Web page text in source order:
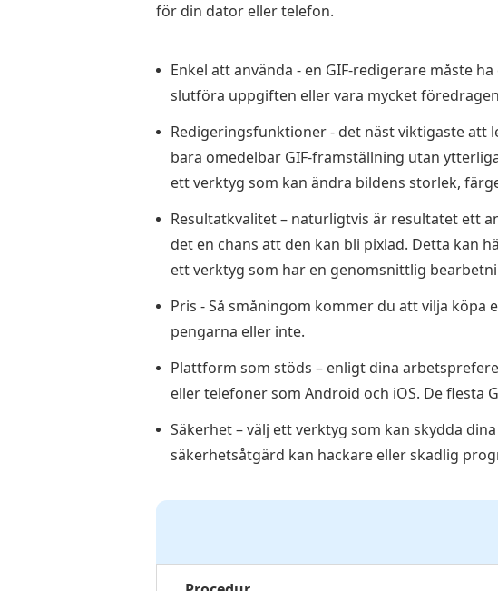
för din dator eller telefon.
Enkel att använda - en GIF-redigerare måste
slutföra uppgiften eller vara mycket
Redigeringsfunktioner - det näst viktigaste att
bara omedelbar GIF-framställning utan
ett verktyg som kan ändra bildens storlek,
Resultatkvalitet – naturligtvis är resultatet ett
det en chans att den kan bli pixlad. Detta kan
ett verktyg som har en genomsnittlig
Pris - Så småningom kommer du att vilja
pengarna eller inte.
Plattform som stöds – enligt dina
eller telefoner som Android och iOS. De flesta
Säkerhet – välj ett verktyg som kan skydda
säkerhetsåtgärd kan hackare eller skadlig